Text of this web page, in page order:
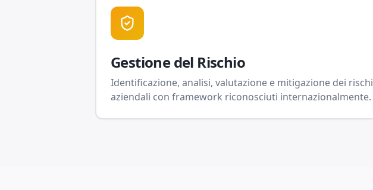
Gestione del Rischio
Identificazione, analisi, valutazione e mitigazione dei rischi
aziendali con framework riconosciuti internazionalmente.